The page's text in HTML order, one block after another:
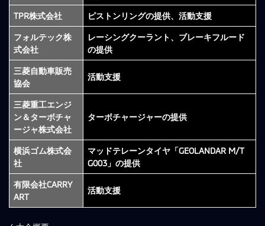
TPR株式会社 ピストンリングの提供、活動支援
フォルテック株
式会社
レーシングクーラント、ブレーキフルード
の提供
三菱自動車販売
協会
活動支援
三菱重工エンジ
ン＆ターボチャ
ージャ株式会社
ターボチャージャーの提供
横浜ゴム株式会
社
マッドテレーンタイヤ「GEOLANDAR M/T
G003」の提供
有限会社CARRY
ART
活動支援